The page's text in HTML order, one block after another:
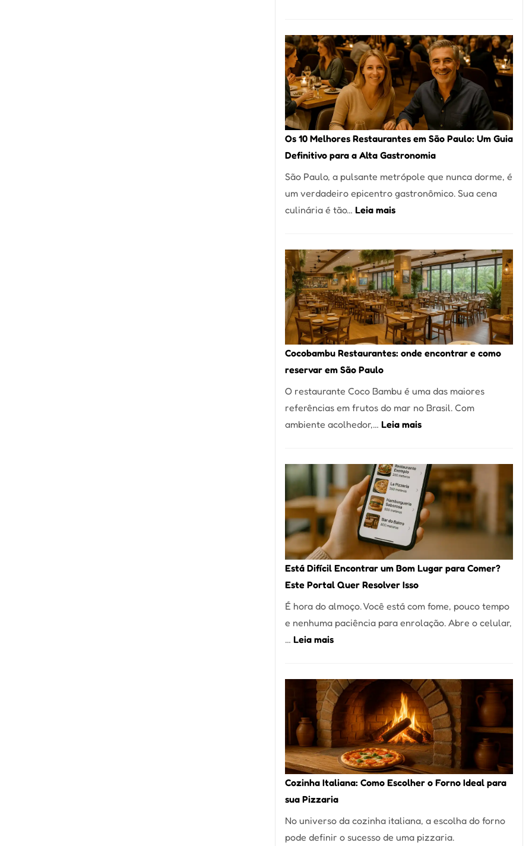
Pizzaria:
tradição
em
pizza
artesanal
no
forno
à
lenha
na
Vila
Os 10 Melhores Restaurantes em São Paulo: Um Guia
Definitivo para a Alta Gastronomia
São Paulo, a pulsante metrópole que nunca dorme, é
um verdadeiro epicentro gastronômico. Sua cena
culinária é tão… Leia mais:
Melhores
Restaurantes
em
São
Paulo:
Um
Guia
para
a
Alta
Cocobambu Restaurantes: onde encontrar e como
reservar em São Paulo
O restaurante Coco Bambu é uma das maiores
referências em frutos do mar no Brasil. Com
ambiente acolhedor,… Leia mais:
onde
encontrar
e
como
reservar
em
São
Está Difícil Encontrar um Bom Lugar para Comer?
Este Portal Quer Resolver Isso
É hora do almoço. Você está com fome, pouco tempo
e nenhuma paciência para enrolação. Abre o celular,
… Leia mais:
Encontrar
um
Bom
Lugar
para
Comer?
Este
Portal
Quer
Resolver
Cozinha Italiana: Como Escolher o Forno Ideal para
sua Pizzaria
No universo da cozinha italiana, a escolha do forno
pode definir o sucesso de uma pizzaria.